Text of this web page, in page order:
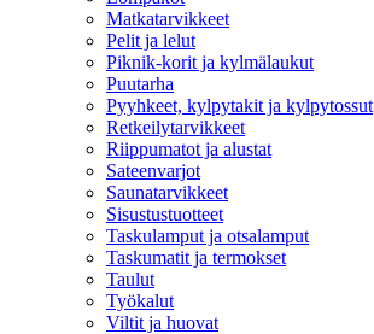
Matkatarvikkeet
Pelit ja lelut
Piknik-korit ja kylmälaukut
Puutarha
Pyyhkeet, kylpytakit ja kylpytossut
Retkeilytarvikkeet
Riippumatot ja alustat
Sateenvarjot
Saunatarvikkeet
Sisustustuotteet
Taskulamput ja otsalamput
Taskumatit ja termokset
Taulut
Työkalut
Viltit ja huovat